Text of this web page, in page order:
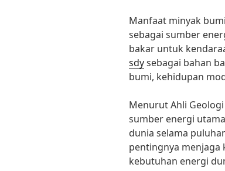
Manfaat minyak
sebagai sumber
bakar untuk
sdysebagai bahan
bumi, kehidupan
Menurut Ahli
sumber energi
dunia selama
pentingnya
kebutuhan energi